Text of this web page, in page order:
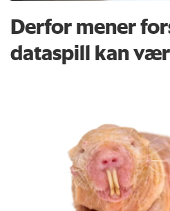
Derfor mener
dataspill kan